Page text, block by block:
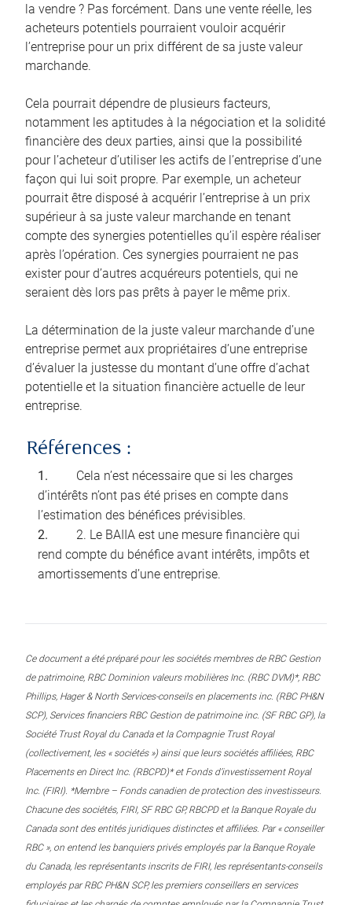
la vendre ? Pas forcément. Dans une vente réelle, les
acheteurs potentiels pourraient vouloir acquérir
l’entreprise pour un prix différent de sa juste valeur
marchande.
Cela pourrait dépendre de plusieurs facteurs,
notamment les aptitudes à la négociation et la solidité
financière des deux parties, ainsi que la possibilité
pour l’acheteur d’utiliser les actifs de l’entreprise d’une
façon qui lui soit propre. Par exemple, un acheteur
pourrait être disposé à acquérir l’entreprise à un prix
supérieur à sa juste valeur marchande en tenant
compte des synergies potentielles qu’il espère réaliser
après l’opération. Ces synergies pourraient ne pas
exister pour d’autres acquéreurs potentiels, qui ne
seraient dès lors pas prêts à payer le même prix.
La détermination de la juste valeur marchande d’une
entreprise permet aux propriétaires d’une entreprise
d’évaluer la justesse du montant d’une offre d’achat
potentielle et la situation financière actuelle de leur
entreprise.
Références :
Cela n’est nécessaire que si les charges
d’intérêts n’ont pas été prises en compte dans
l’estimation des bénéfices prévisibles.
2. Le BAIIA est une mesure financière qui
rend compte du bénéfice avant intérêts, impôts et
amortissements d’une entreprise.
Ce document a été préparé pour les sociétés membres de RBC Gestion
de patrimoine, RBC Dominion valeurs mobilières Inc. (RBC DVM)*, RBC
Phillips, Hager & North Services-conseils en placements inc. (RBC PH&N
SCP), Services financiers RBC Gestion de patrimoine inc. (SF RBC GP), la
Société Trust Royal du Canada et la Compagnie Trust Royal
(collectivement, les « sociétés ») ainsi que leurs sociétés affiliées, RBC
Placements en Direct Inc. (RBCPD)* et Fonds d’investissement Royal
Inc. (FIRI). *Membre – Fonds canadien de protection des investisseurs.
Chacune des sociétés, FIRI, SF RBC GP, RBCPD et la Banque Royale du
Canada sont des entités juridiques distinctes et affiliées. Par « conseiller
RBC », on entend les banquiers privés employés par la Banque Royale
du Canada, les représentants inscrits de FIRI, les représentants-conseils
employés par RBC PH&N SCP, les premiers conseillers en services